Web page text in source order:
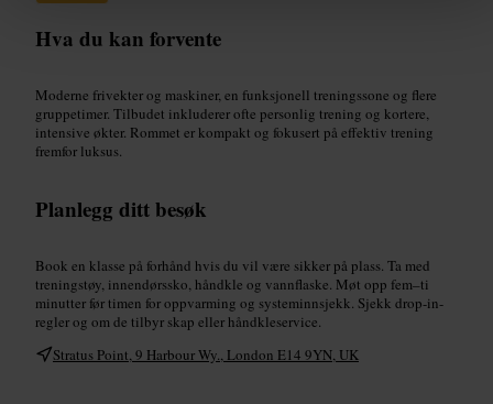
Hva du kan forvente
Moderne frivekter og maskiner, en funksjonell treningssone og flere
gruppetimer. Tilbudet inkluderer ofte personlig trening og kortere,
intensive økter. Rommet er kompakt og fokusert på effektiv trening
fremfor luksus.
Planlegg ditt besøk
Book en klasse på forhånd hvis du vil være sikker på plass. Ta med
treningstøy, innendørssko, håndkle og vannflaske. Møt opp fem–ti
minutter før timen for oppvarming og systeminnsjekk. Sjekk drop-in-
regler og om de tilbyr skap eller håndkleservice.
Stratus Point, 9 Harbour Wy., London E14 9YN, UK